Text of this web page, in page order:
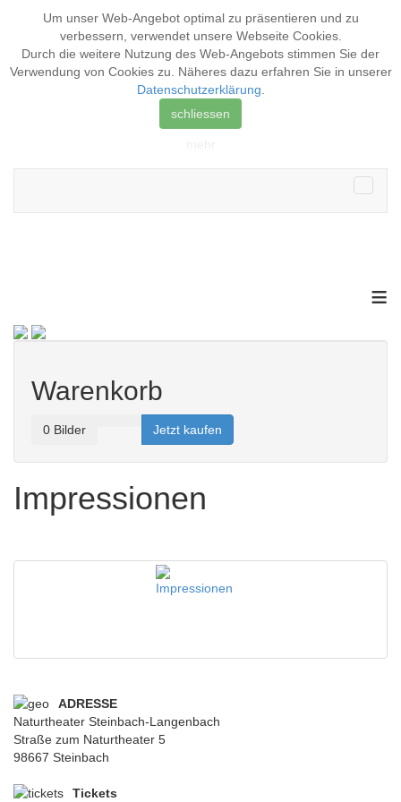
Um unser Web-Angebot optimal zu präsentieren und zu
verbessern, verwendet unsere Webseite Cookies.
Durch die weitere Nutzung des Web-Angebots stimmen Sie der
Verwendung von Cookies zu. Näheres dazu erfahren Sie in unserer
Datenschutzerklärung
schliessen
≡
Warenkorb
0 Bilder Jetzt kaufen
Impressionen
ADRESSE
Naturtheater Steinbach-Langenbach
Straße zum Naturtheater 5
98667 Steinbach
Tickets